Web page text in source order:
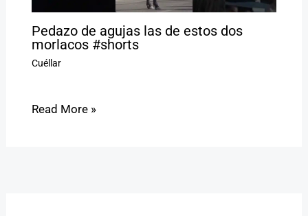
Pedazo de agujas las de estos dos
morlacos #shorts
Cuéllar
Read More »